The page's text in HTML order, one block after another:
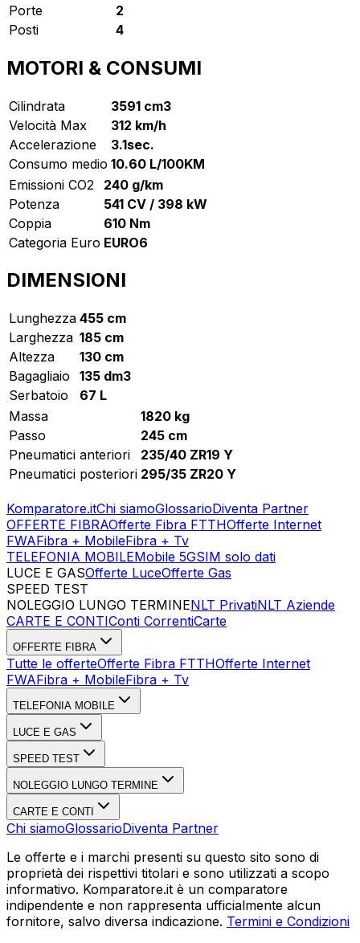
Porte
2
Posti
4
MOTORI & CONSUMI
Cilindrata
3591 cm3
Velocità Max
312 km/h
Accelerazione
3.1sec.
Consumo medio 10.60 L/100KM
Emissioni CO2
240 g/km
Potenza
541 CV / 398 kW
Coppia
610 Nm
Categoria Euro EURO6
DIMENSIONI
Lunghezza 455 cm
Larghezza 185 cm
Altezza
130 cm
Bagagliaio
135 dm3
Serbatoio
67 L
Massa
1820 kg
Passo
245 cm
Pneumatici anteriori
235/40 ZR19 Y
Pneumatici posteriori 295/35 ZR20 Y
Komparatore.itChi siamoGlossarioDiventa Partner
OFFERTE FIBRAOfferte Fibra FTTHOfferte Internet
FWAFibra + MobileFibra + Tv
TELEFONIA MOBILEMobile 5GSIM solo dati
LUCE E GASOfferte LuceOfferte Gas
SPEED TEST
NOLEGGIO LUNGO TERMINENLT PrivatiNLT Aziende
CARTE E CONTIConti CorrentiCarte
OFFERTE FIBRA
Tutte le offerteOfferte Fibra FTTHOfferte Internet
FWAFibra + MobileFibra + Tv
TELEFONIA MOBILE
LUCE E GAS
SPEED TEST
NOLEGGIO LUNGO TERMINE
CARTE E CONTI
Chi siamoGlossarioDiventa Partner
Le offerte e i marchi presenti su questo sito sono di
proprietà dei rispettivi titolari e sono utilizzati a scopo
informativo. Komparatore.it è un comparatore
indipendente e non rappresenta ufficialmente alcun
fornitore, salvo diversa indicazione. Termini e Condizioni